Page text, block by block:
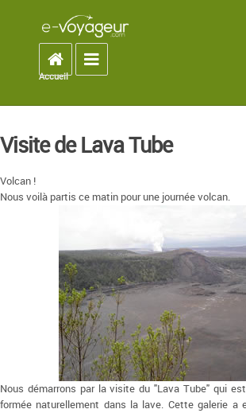
Accueil
Toggle navigation
Accueil
Visite de Lava Tube
Volcan !
Nous voilà partis ce matin pour une journée volcan.
Nous démarrons par la visite du "Lava Tube" qui
formée naturellement dans la lave. Cette galerie a